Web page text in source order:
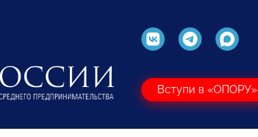
Вступи в «ОПОРУ»